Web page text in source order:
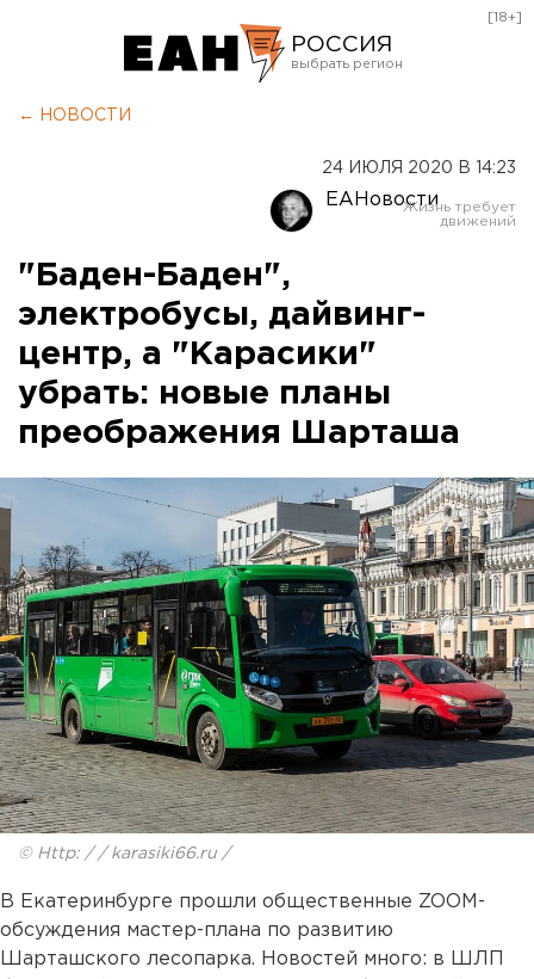
РОССИЯ
Оренбург
[18+]
← НОВОСТИ
24 ИЮЛЯ 2020 В 14:23
ЕАНовости
"Баден-Баден",
электробусы, дайвинг-
центр, а "Карасики"
убрать: новые планы
преображения Шарташа
© Http: / / karasiki66.ru /
В Екатеринбурге прошли общественные ZOOM-
обсуждения мастер-плана по развитию
Шарташского лесопарка. Новостей много: в ШЛП